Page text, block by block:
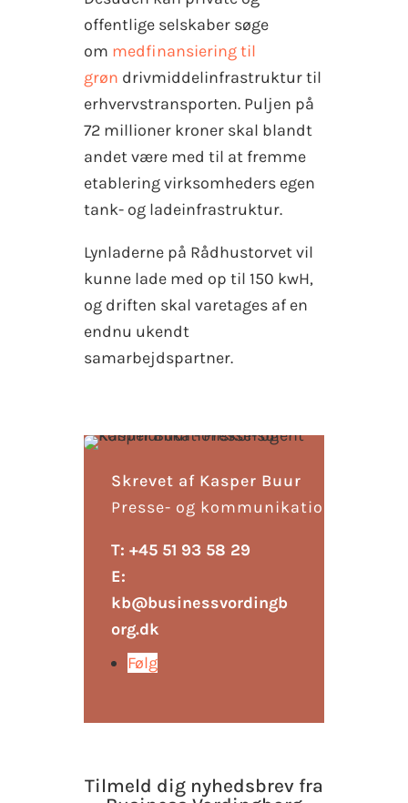
offentlige selskaber søge
om medfinansiering til
grøn drivmiddelinfrastruktur til
erhvervstransporten. Puljen på
72 millioner kroner skal blandt
andet være med til at fremme
etablering virksomheders egen
tank- og ladeinfrastruktur.
Lynladerne på Rådhustorvet vil
kunne lade med op til 150 kwH,
og driften skal varetages af en
endnu ukendt
samarbejdspartner.
Skrevet af Kasper Buur
Presse- og
T: +45 51 93 58 29
E:
kb@businessvordingb
org.dk
Følg
Tilmeld dig nyhedsbrev fra